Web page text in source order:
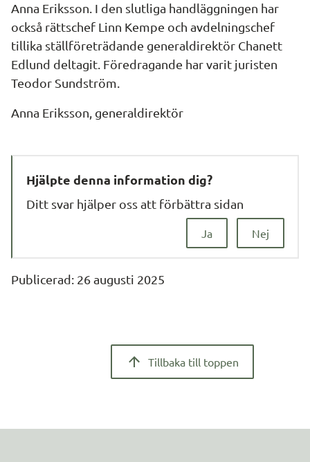
Anna Eriksson. I den slutliga handläggningen har
också rättschef Linn Kempe och avdelningschef
tillika ställföreträdande generaldirektör Chanett
Edlund deltagit. Föredragande har varit juristen
Teodor Sundström.
Anna Eriksson, generaldirektör
Hjälpte denna information dig?
Nej
Ja
Ditt svar hjälper oss att förbättra sidan
Publicerad: 26 augusti 2025
Tillbaka till toppen